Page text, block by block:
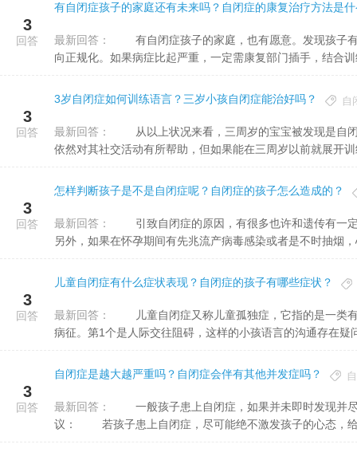
3
回答
有自闭症孩子的家庭还有未来吗？自闭症的康复治疗方法是
最新回答：
向正规化。如果病症比起严重，一定需康复部门插手，结合
3
回答
3岁自闭症如何训练语言？三岁小孩自闭症能治好吗？ 自
最新回答：
依然对其社交活动有所帮助，但如果能在三周岁以前就展开
3
回答
怎样判断孩子是不是自闭症呢？自闭症的孩子怎么造成的？
最新回答：
另外，如果在怀孕期间有先兆流产病毒感染或者是不时抽烟
3
回答
儿童自闭症有什么症状表现？自闭症的孩子有哪些症状？
最新回答：
病征。第1个是人际交往阻碍，这样的小孩语言的沟通存在疑
3
回答
自闭症是越大越严重吗？自闭症会伴有其他并发症吗？
最新回答：
议： 若孩子患上自闭症，尽可能绝不激发孩子的心态，